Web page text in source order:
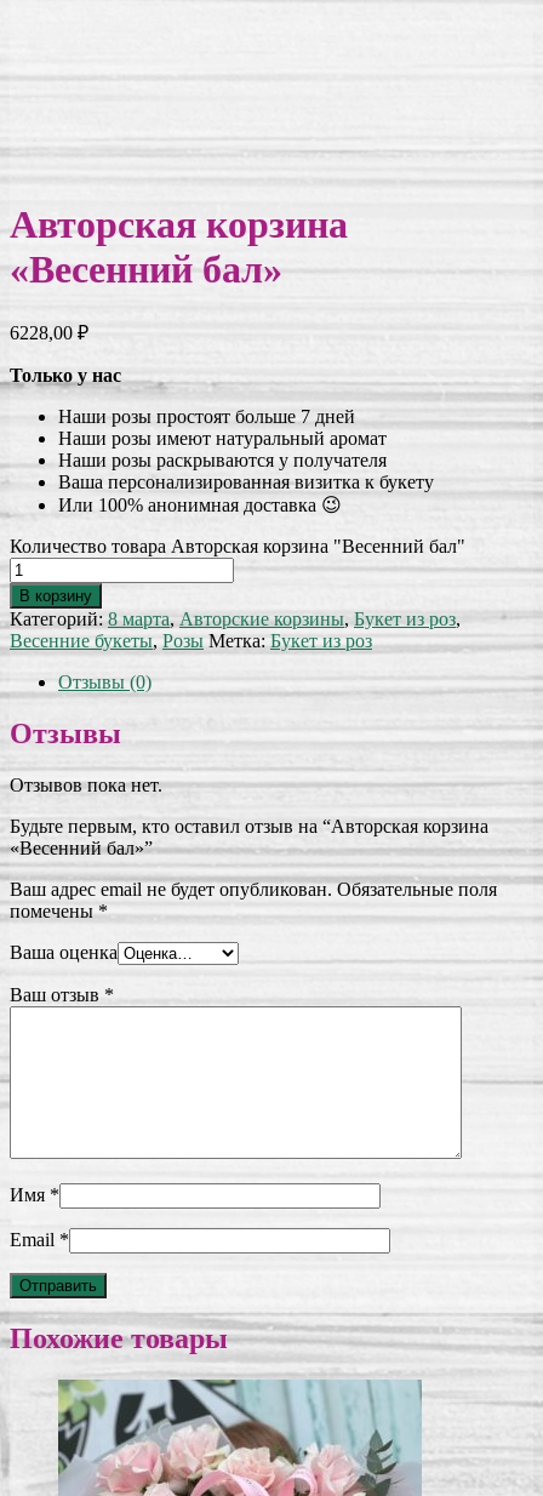
Авторская корзина
«Весенний бал»
6228,00 ₽
Только у нас
Наши розы простоят больше 7 дней
Наши розы имеют натуральный аромат
Наши розы раскрываются у получателя
Ваша персонализированная визитка к букету
Или 100% анонимная доставка 😉
Количество товара Авторская корзина "Весенний бал"
В корзину
Категорий: 8 марта, Авторские корзины, Букет из роз,
Весенние букеты, Розы Метка: Букет из роз
Отзывы (0)
Отзывы
Отзывов пока нет.
Будьте первым, кто оставил отзыв на “Авторская корзина
«Весенний бал»”
Ваш адрес email не будет опубликован. Обязательные поля
помечены*
Ваша оценка
Ваш отзыв *
Имя *
Email *
Похожие товары